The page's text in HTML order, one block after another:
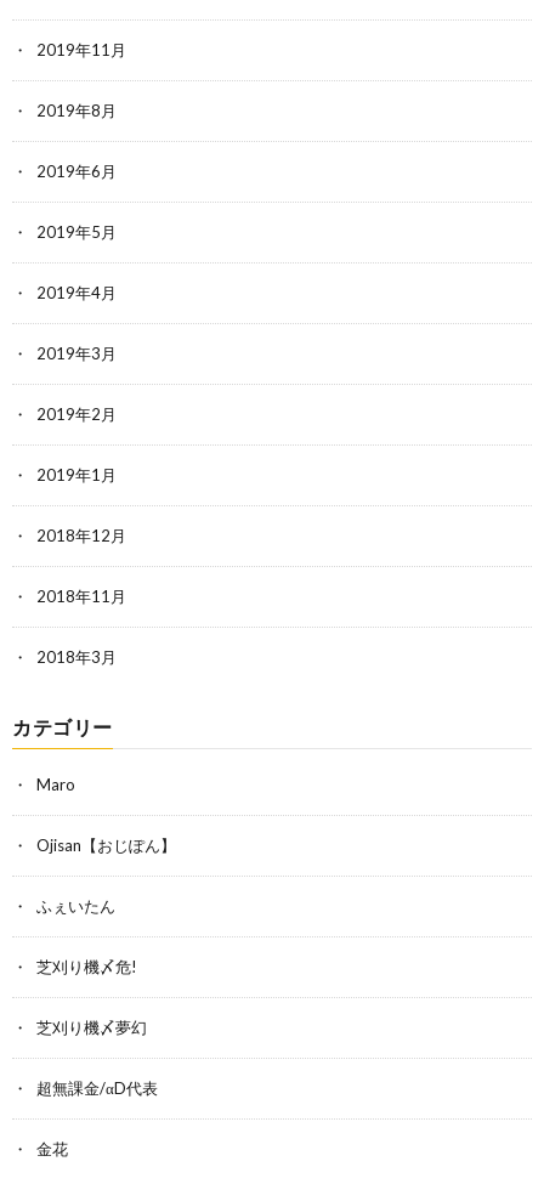
2019年11月
2019年8月
2019年6月
2019年5月
2019年4月
2019年3月
2019年2月
2019年1月
2018年12月
2018年11月
2018年3月
カテゴリー
Maro
Ojisan【おじぽん】
ふぇいたん
芝刈り機〆危!
芝刈り機〆夢幻
超無課金/αD代表
金花